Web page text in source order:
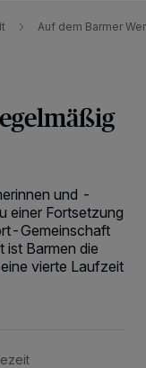
Auf dem Barmer
und -
einer Fortsetzung
Gemeinschaft
ist Barmen die
vierte Laufzeit